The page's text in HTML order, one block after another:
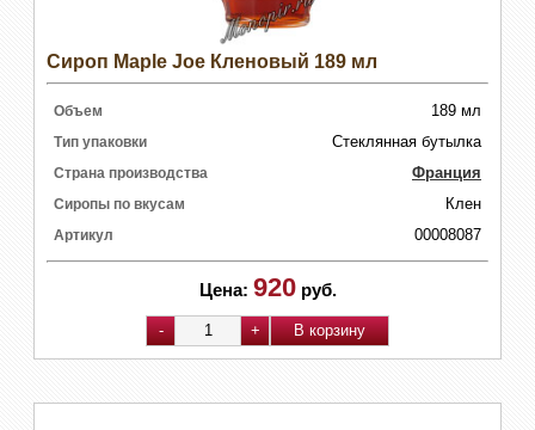
Сироп Maple Joe Кленовый 189 мл
Объем 189 мл
Тип упаковки Стеклянная бутылка
Страна производства Франция
Сиропы по вкусам Клен
Артикул 00008087
Цена: 920 руб.